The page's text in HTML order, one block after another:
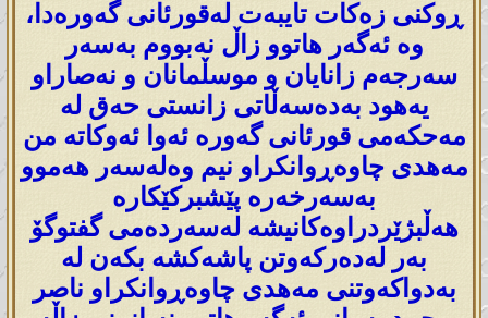
ڕوکنی زەکات تایبەت لەقورئانی گەورەدا،
وە ئەگەر ھاتوو زاڵ نەبووم بەسەر
سەرجەم زانایان و موسڵمانان و نەصاراو
یەھود بەدەسەڵاتی زانستی حەق لە
مەحکەمی قورئانی گەورە ئەوا ئەوکاتە من
مەھدی چاوەڕوانکراو نیم وەلەسەر ھەموو
بەسەرخەرە پێشبرکێکارە
ھەڵبژێردراوەکانیشە لەسەردەمی گفتوگۆ
بەر لەدەرکەوتن پاشەکشە بکەن لە
بەدواکەوتنی مەھدی چاوەڕوانکراو ناصر